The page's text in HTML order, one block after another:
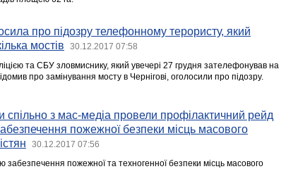
про підозру телефонному терористу, який
мостів
30.12.2017 07:58
та СБУ зловмиснику, який увечері 27 грудня зателефонував на
про замінування мосту в Чернігові, оголосили про підозру.
спільно з мас-медіа провели профілактичний рейд
пожежної безпеки місць масового
30.12.2017 07:56
забезпечення пожежної та техногенної безпеки місць масового